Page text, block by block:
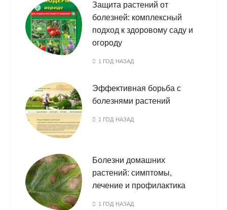
Защита растений от
болезней: комплексный
подход к здоровому саду и
огороду
1 ГОД НАЗАД
Эффективная борьба с
болезнями растений
1 ГОД НАЗАД
Болезни домашних
растений: симптомы,
лечение и профилактика
1 ГОД НАЗАД